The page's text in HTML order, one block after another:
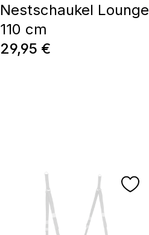
Nestschaukel Lounge
110 cm
Regulärer Preis:
29,95 €